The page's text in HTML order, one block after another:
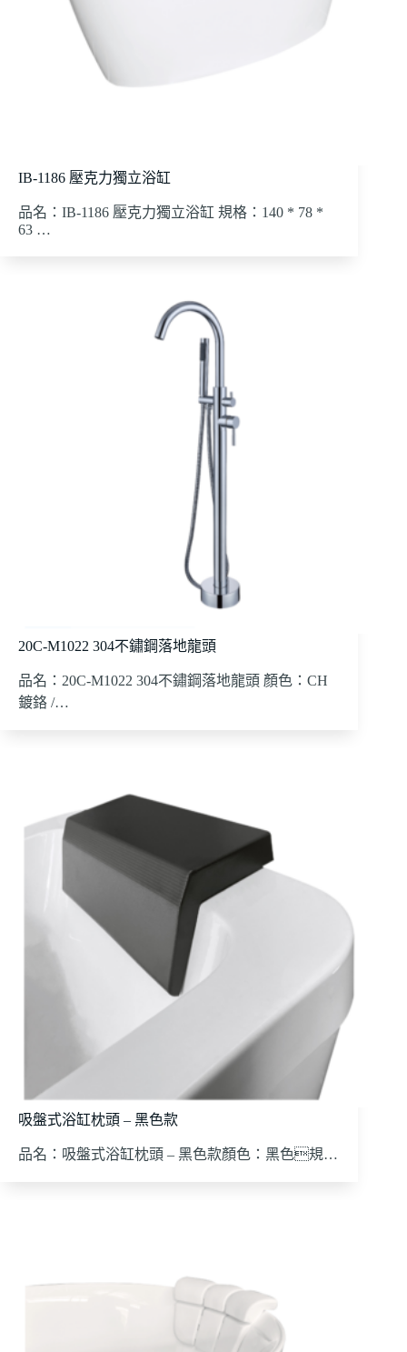
IB-1186 壓克力獨立浴缸
品名：IB-1186 壓克力獨立浴缸 規格：140 * 78 *
63 …
20C-M1022 304不鏽鋼落地龍頭
品名：20C-M1022 304不鏽鋼落地龍頭 顏色：CH
鍍鉻 /…
吸盤式浴缸枕頭 – 黑色款
品名：吸盤式浴缸枕頭 – 黑色款顏色：黑色規…